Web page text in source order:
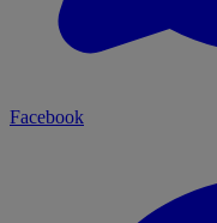
Facebook